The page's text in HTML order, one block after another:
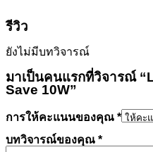
รีวิว
ยังไม่มีบทวิจารณ์
มาเป็นคนแรกที่วิจารณ์
Save 10W”
การให้คะแนนของคุณ *
บทวิจารณ์ของคุณ *